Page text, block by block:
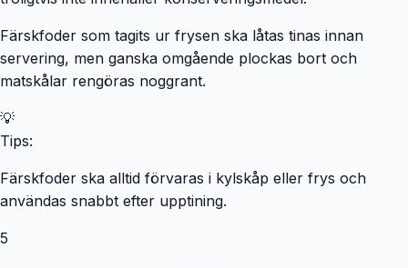
Färskfoder som tagits ur frysen ska låtas tinas innan
servering, men ganska omgående plockas bort och
matskålar rengöras noggrant.
💡
Tips:
Färskfoder ska alltid förvaras i kylskåp eller frys och
användas snabbt efter upptining.
5